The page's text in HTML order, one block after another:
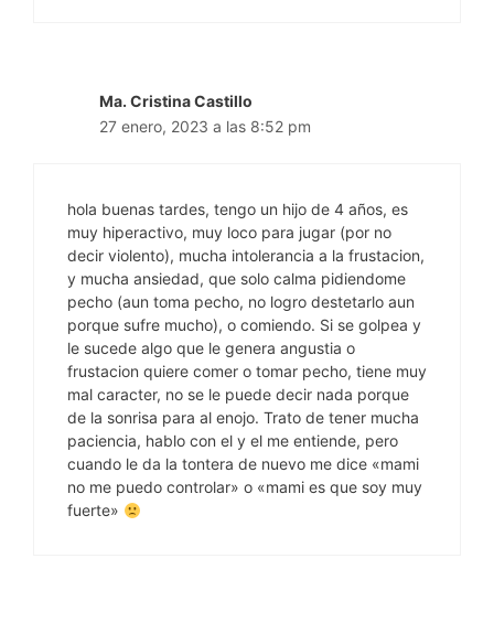
Ma. Cristina Castillo
27 enero, 2023 a las 8:52 pm
hola buenas tardes, tengo un hijo de 4 años, es
muy hiperactivo, muy loco para jugar (por no
decir violento), mucha intolerancia a la frustacion,
y mucha ansiedad, que solo calma pidiendome
pecho (aun toma pecho, no logro destetarlo aun
porque sufre mucho), o comiendo. Si se golpea y
le sucede algo que le genera angustia o
frustacion quiere comer o tomar pecho, tiene muy
mal caracter, no se le puede decir nada porque
de la sonrisa para al enojo. Trato de tener mucha
paciencia, hablo con el y el me entiende, pero
cuando le da la tontera de nuevo me dice «mami
no me puedo controlar» o «mami es que soy muy
fuerte»